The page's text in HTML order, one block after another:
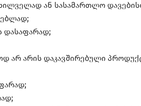
ან სასამართლო
დასაფარად;
არ არის დაკავშირებული